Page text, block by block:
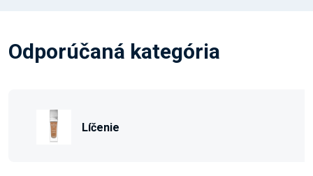
Odporúčaná kategória
Líčenie